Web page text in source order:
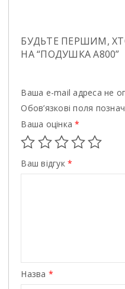
БУДЬТЕ ПЕРШИМ,
НА “ПОДУШКА A800”
Ваша e-mail адреса не
Обов’язкові поля
Ваша оцінка*
Ваш відгук*
Назва *